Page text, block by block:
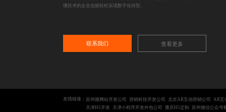
懂技术的企业也能轻松实现数字化转型。
联系我们 查看更多
友情链接： 苏州微网站开发公司 营销科技开发公司 北京AR互动营销公司
AR互
天津H5开发 天津小程序开发外包公司 重庆H5定制 苏州微信公众号